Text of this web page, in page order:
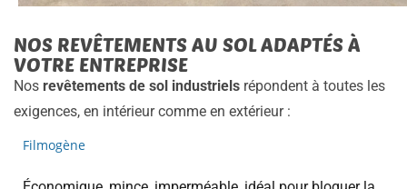
NOS REVÊTEMENTS AU SOL ADAPTÉS À
VOTRE ENTREPRISE
Nos revêtements de sol industriels répondent à toutes les
exigences, en intérieur comme en extérieur :
Filmogène